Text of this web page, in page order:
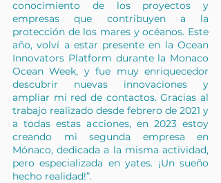
conocimiento de los proyectos y
empresas que contribuyen a la
protección de los mares y océanos. Este
año, volví a estar presente en la Ocean
Innovators Platform durante la Monaco
Ocean Week, y fue muy enriquecedor
descubrir nuevas innovaciones y
ampliar mi red de contactos. Gracias al
trabajo realizado desde febrero de 2021 y
a todas estas acciones, en 2023 estoy
creando mi segunda empresa en
Mónaco, dedicada a la misma actividad,
pero especializada en yates. ¡Un sueño
hecho realidad!”.